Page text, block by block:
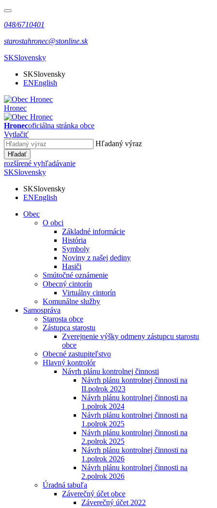
048/6710401
starostahronec@stonline.sk
SKSlovensky
SKSlovensky
ENEnglish
Hronec
Hronecoficiálna stránka obce
Vytlačiť
Hľadaný výraz
Hľadať
rozšírené vyhľadávanie
SKSlovensky
SKSlovensky
ENEnglish
Obec
O obci
Základné informácie
História
Symboly
Noviny z našej dediny
Hasiči
Smútočné oznámenie
Obecný cintorín
Virtuálny cintorín
Komunálne služby
Samospráva
Starosta obce
Zástupca starostu
Zverejnenie výšky odmeny zástupcu starostu
obce
Obecné zastupiteľstvo
Hlavný kontrolór
Návrh plánu kontrolnej činnosti
Návrh plánu kontrolnej činnosti na
II.polrok 2023
Návrh plánu kontrolnej činnosti na
1.polrok 2024
Návrh plánu kontrolnej činnosti na
1.polrok 2025
Návrh plánu kontrolnej činnosti na
2.polrok 2025
Návrh plánu kontrolnej činnosti na
1.polrok 2026
Návrh plánu kontrolnej činnosti na
2.polrok 2026
Úradná tabuľa
Záverečný účet obce
Záverečný účet 2022